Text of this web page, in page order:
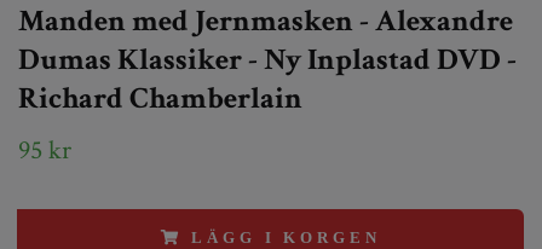
Manden med Jernmasken - Alexandre
Dumas Klassiker - Ny Inplastad DVD -
Richard Chamberlain
95 kr
LÄGG I KORGEN